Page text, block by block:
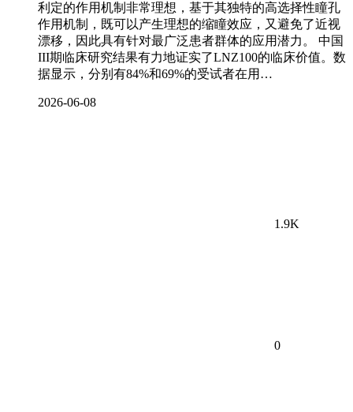
利定的作用机制非常理想，基于其独特的高选择性瞳孔
作用机制，既可以产生理想的缩瞳效应，又避免了近视
漂移，因此具有针对最广泛患者群体的应用潜力。 中国
III期临床研究结果有力地证实了LNZ100的临床价值。数
据显示，分别有84%和69%的受试者在用…
2026-06-08
1.9K
0